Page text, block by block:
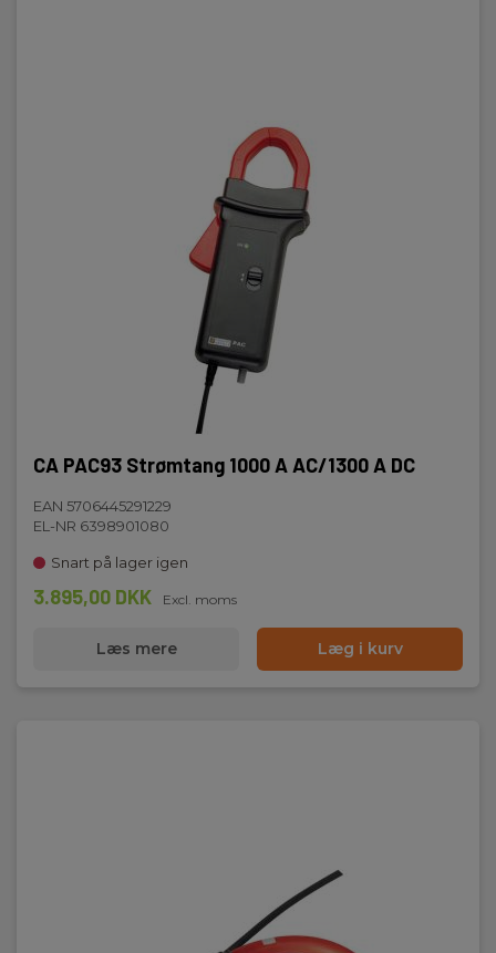
CA PAC93 Strømtang 1000 A AC/1300 A DC
EAN 5706445291229
EL-NR 6398901080
Snart på lager igen
3.895,00 DKK Excl. moms
Læs mere Læg i kurv